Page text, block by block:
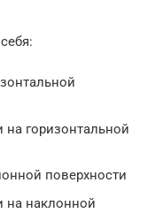
на горизонтальной
поверхности
на наклонной